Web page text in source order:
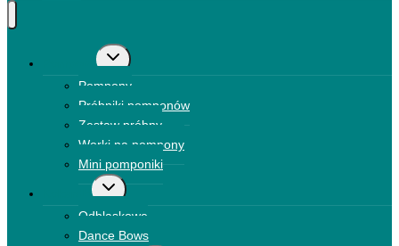
Przełącz
menu
Pompony
Próbniki pomponów
Zestaw próbny
Worki na pompony
Mini pomponiki
Przełącz
Odblaskowe
Dance Bows